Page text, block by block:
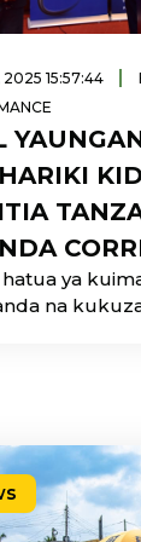
2025 15:57:44
ya
na